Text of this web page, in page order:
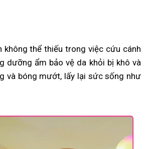
không thể thiếu trong việc cứu cánh
dưỡng ẩm bảo vệ da khỏi bị khô và
và bóng mướt, lấy lại sức sống như